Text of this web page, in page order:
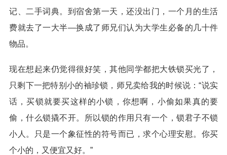
记、二手词典。到宿舍第一天，还没出门，一个月的生活
费就去了一大半—换成了师兄们认为大学生必备的几十件
物品。
现在想起来仍觉得很好笑，其他同学都把大铁锁买光了，
只剩下一把特别小的袖珍锁，师兄卖给我的时候说：“说实
话，买锁就要买这样的小锁，你想啊，小偷如果真的要
偷，什么锁撬不开。所以锁的作用只有一个，锁君子不锁
小人。只是一个象征性的符号而已，求个心理安慰。你买
个小的，又便宜又好。”